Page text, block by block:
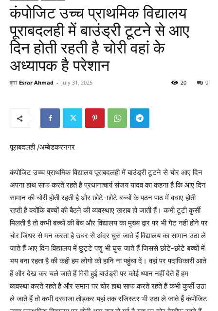
कंपोजिट उच्च प्राथमिक विद्यालय
पूराबदलही में बाउंड्री टूटने से आए
दिन होती रहती है चोरी वहां के
अध्यापक है परेशान
द्वारा Esrar Ahmad - July 31, 2025 0
20
पूराबदलही /अम्बेडकरनगर
कंपोजिट उच्च प्राथमिक विद्यालय पूराबदलही में बाउंड्री टूटने से चोर आए दिन
अपना हाथ साफ करते रहते हैं प्रधानाचार्य संजय यादव का कहना है कि आए दिन
सामान की चोरी होती रहती है और छोटे-छोटे बच्चों के पठन पाठ में बधाए होती
रहती है क्योंकि बच्चों की बैठने की व्यवस्थाए खराब हो जाती हैं। कभी टूटी कुर्सी
मिलती है तो कभी बच्चों की बेंच और विद्यालय का मुख्य द्वार पर भी गेट नहीं होने पर
चोर जिधर से मन करता है उधर से अंदर घुस जाते हैं विद्यालय का सामान उठा ले
जाते हैं आए दिन विद्यालय में छुट्टे पशु भी घुस जाते हैं जिससे छोटे-छोटे बच्चों में
भय बना रहता है की कही हम लोगो को हानि ना पहुंचा दें। वहां पर पदाधिकारी आते
हैं और देख कर चले जाते हैं गिरी हुई बाउंड्री पर कोई ध्यान नहीं देते हैं हम
व्यवस्था करते रहते हैं और समान पर चोर हाथ साफ करते रहते हैं कभी कुर्सी उठा
ले जाते हैं तो कभी दरवाजा तोड़कर यहां तक रजिस्टर भी उठा ले जाते हैं कंपोजिट